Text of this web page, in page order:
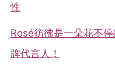
性
Rosé彷彿是一朵花不
牌代言人！